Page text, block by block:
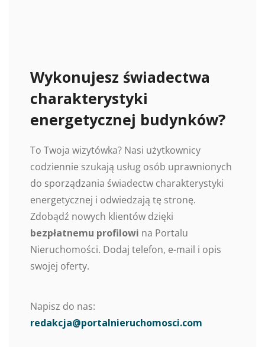
Wykonujesz świadectwa
charakterystyki
energetycznej budynków?
To Twoja wizytówka? Nasi użytkownicy
codziennie szukają usług osób uprawnionych
do sporządzania świadectw charakterystyki
energetycznej i odwiedzają tę stronę.
Zdobądź nowych klientów dzięki
bezpłatnemu profilowi na Portalu
Nieruchomości. Dodaj telefon, e-mail i opis
swojej oferty.
Napisz do nas:
redakcja@portalnieruchomosci.com